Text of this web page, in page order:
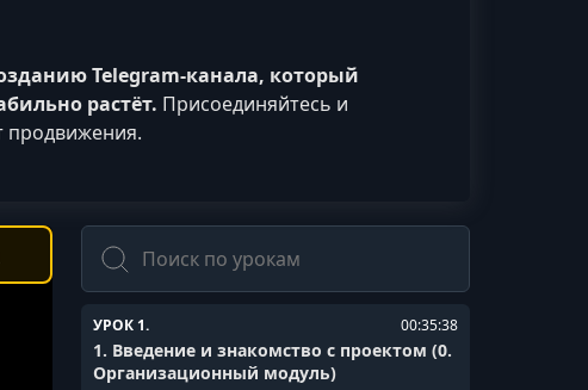
Telegram‑канала, который
растёт. Присоединяйтесь и
продвижения.
Поиск
УРОК 1. 00:35:38
1. Введение и знакомство с проектом (0.
Организационный модуль)